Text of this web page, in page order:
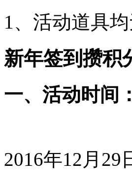
1、活动道具
新年签到攒积
一、活动时间：
2016年12月29